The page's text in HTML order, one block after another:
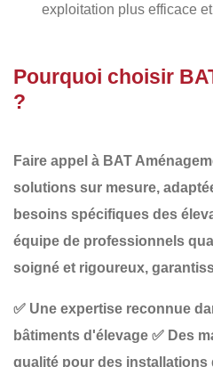
exploitation plus efficace
Pourquoi choisir
?
Faire appel à BAT
solutions sur mesure,
besoins spécifiques des
équipe de professionnels
soigné et rigoureux,
✅ Une expertise reconnue
bâtiments d'élevage ✅ Des
qualité pour des installations